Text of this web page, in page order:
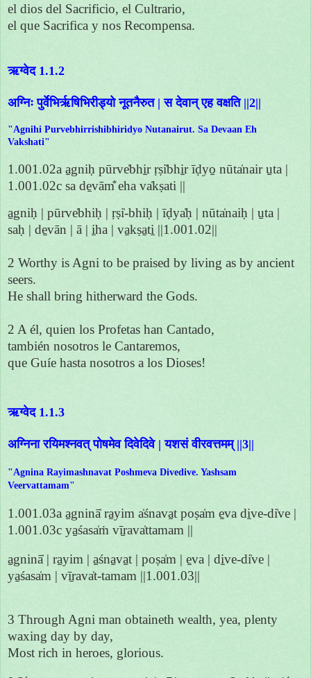
el dios del Sacrificio, el Cultrario,
el que Sacrifica y nos Recompensa.
ऋग्वेद 1.1.2
अग्निः पुर्वेभिर्ऋषिभिरीड्यो नूतनैरुत | स देवान् एह वक्षति ||2||
"Agnihi Purvebhirrishibhiridyo Nutanairut. Sa Devaan Eh
Vakshati"
1.001.02a a̱gniḥ pūrve̍bhi̱r ṛṣi̍bhi̱r īḍyo̱ nūta̍nair u̱ta |
1.001.02c sa de̱vām̐ eha va̍kṣati ||
a̱gniḥ | pūrve̍bhiḥ | ṛṣi̍-bhiḥ | īḍya̍ḥ | nūta̍naiḥ | u̱ta |
saḥ | de̱vān | ā | i̱ha | va̱kṣa̱ti̱ ||1.001.02||
2 Worthy is Agni to be praised by living as by ancient
seers.
He shall bring hitherward the Gods.
2 A él, quien los Profetas han Cantado,
también nosotros le Cantaremos,
que Guíe hasta nosotros a los Dioses!
ऋग्वेद 1.1.3
अग्निना रयिमश्नवत् पोषमेव दिवेदिवे | यशसं वीरवत्तमम् ||3||
"Agnina Rayimashnavat Poshmeva Divedive. Yashsam
Veervattamam"
1.001.03a a̱gninā̍ ra̱yim a̍śnava̱t poṣa̍m e̱va di̱ve-di̍ve |
1.001.03c ya̱śasa̍ṁ vī̱rava̍ttamam ||
a̱gninā̍ | ra̱yim | a̱śna̱va̱t | poṣa̍m | e̱va | di̱ve-di̍ve |
ya̱śasa̍m | vī̱rava̍t-tamam ||1.001.03||
3 Through Agni man obtaineth wealth, yea, plenty
waxing day by day,
Most rich in heroes, glorious.